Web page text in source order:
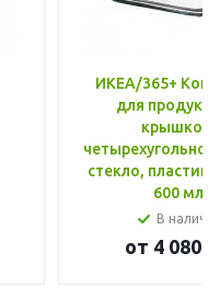
ИКЕА/365+
для
крышкой,
стекло, пластик
600 мл
В
от 4 080 ₸